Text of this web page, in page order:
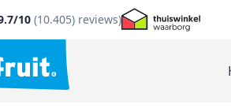
/10 (10.405) reviews)